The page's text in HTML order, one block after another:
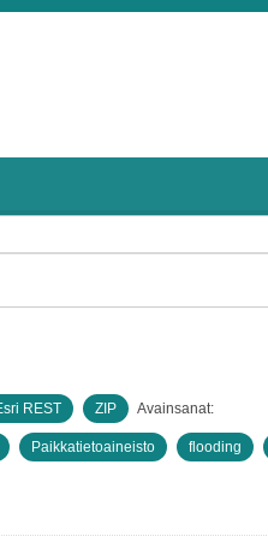
REST ZIP Avainsanat:
Paikkatietoaineisto flooding